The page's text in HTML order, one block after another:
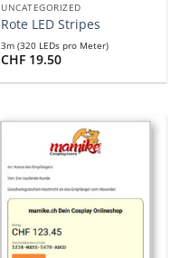
UNCATEGORIZED
Rote LED Stripes
3m (320 LEDs pro Meter)
CHF 19.50